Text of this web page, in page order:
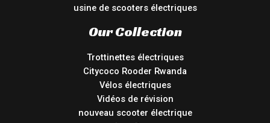
usine de scooters électriques
Our Collection
Trottinettes électriques
Citycoco Rooder Rwanda
Vélos électriques
Vidéos de révision
nouveau scooter électrique